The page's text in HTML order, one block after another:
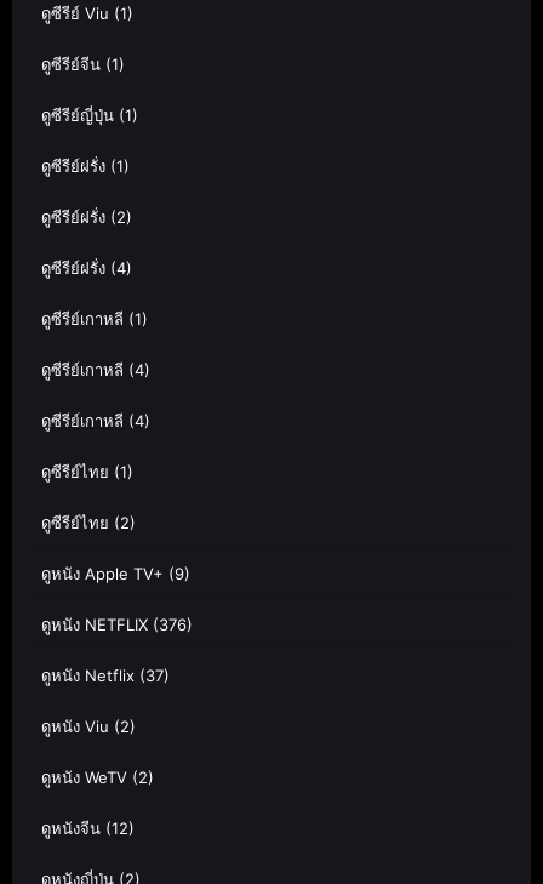
ดูซีรีย์ Viu (1)
ดูซีรีย์จีน (1)
ดูซีรีย์ญี่ปุ่น (1)
ดูซีรีย์ฝรั่ง (1)
ดูซีรีย์ฝรั่ง (2)
ดูซีรีย์ฝรั่ง (4)
ดูซีรีย์เกาหลี (1)
ดูซีรีย์เกาหลี (4)
ดูซีรีย์เกาหลี (4)
ดูซีรีย์ไทย (1)
ดูซีรีย์ไทย (2)
ดูหนัง Apple TV+ (9)
ดูหนัง NETFLIX (376)
ดูหนัง Netflix (37)
ดูหนัง Viu (2)
ดูหนัง WeTV (2)
ดูหนังจีน (12)
ดูหนังญี่ปุ่น (2)